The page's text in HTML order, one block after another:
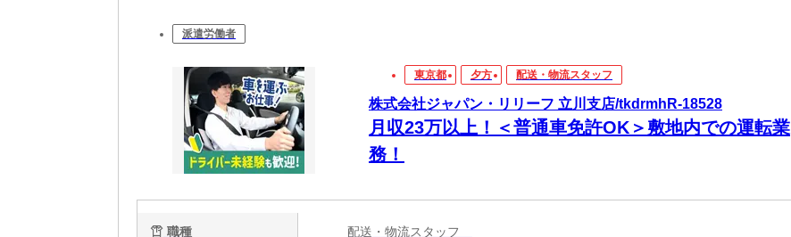
派遣労働者
東京都 夕方 配送・物流スタッフ
株式会社ジャパン・リリーフ 立川支店/tkdrmhR-18528
月収23万以上！＜普通車免許OK＞敷地内での運転業
務！
職種 配送・物流スタッフ